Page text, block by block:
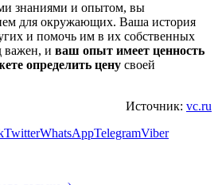
знаниями и опытом, вы
для окружающих. Ваша история
и помочь им в их собственных
важен, и ваш опыт имеет ценность
определить цену своей
Источник: vc.ru
TwitterWhatsAppTelegramViber